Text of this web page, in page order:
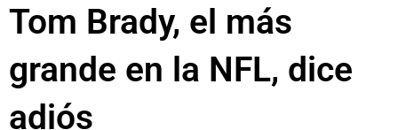
Tom Brady, el más
grande en la NFL, dice
adiós